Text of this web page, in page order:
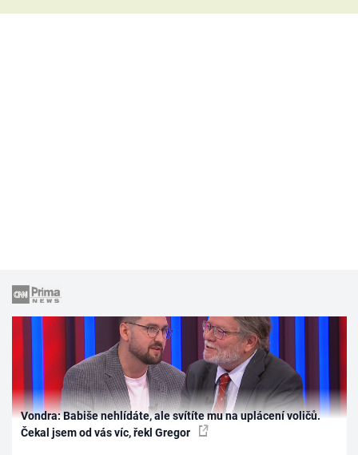
Vondra: Babiše nehlídáte, ale svítíte mu na uplácení voličů.
Čekal jsem od vás víc, řekl Gregor